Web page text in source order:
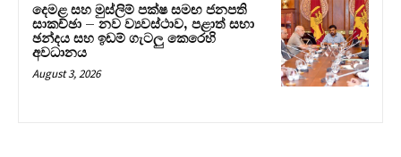
දෙමළ සහ මුස්ලිම් පක්ෂ සමඟ ජනපති
සාකච්ඡා – නව ව්‍යවස්ථාව, පළාත් සභා
ඡන්දය සහ ඉඩම් ගැටලු කෙරෙහි
අවධානය
August 3, 2026